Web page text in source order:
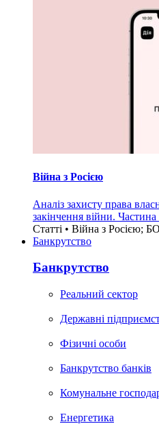
Війна з Росією
Аналіз захисту права
закінчення війни. Частина
Статті • Війна з Росією;
Банкрутство
Банкрутство
Реальний сектор
Державні
Фізичні особи
Банкрутство банків
Комунальне
Енергетика